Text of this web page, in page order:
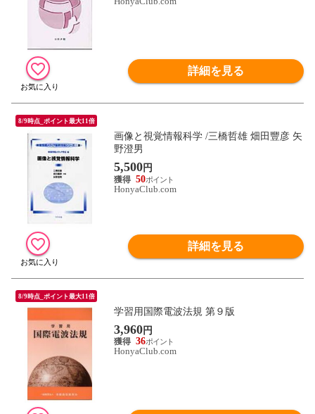
詳細を見る
8/9時点_ポイント最大11倍
画像と視覚情報科学 /三橋哲雄 畑田豐彦 矢
野澄男
5,500円
50
HonyaClub.com
詳細を見る
8/9時点_ポイント最大11倍
学習用国際電波法規 第９版
3,960円
36
HonyaClub.com